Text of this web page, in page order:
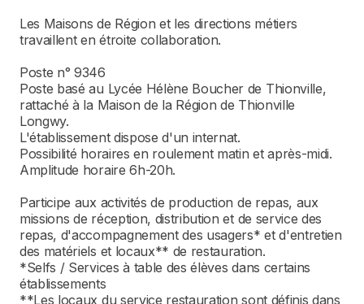
Les Maisons de Région et les directions métiers
travaillent en étroite collaboration.
Poste n° 9346
Poste basé au Lycée Hélène Boucher de Thionville,
rattaché à la Maison de la Région de Thionville
Longwy.
L'établissement dispose d'un internat.
Possibilité horaires en roulement matin et après-midi.
Amplitude horaire 6h-20h.
Participe aux activités de production de repas, aux
missions de réception, distribution et de service des
repas, d'accompagnement des usagers* et d'entretien
des matériels et locaux** de restauration.
*Selfs / Services à table des élèves dans certains
établissements
**Les locaux du service restauration sont définis dans